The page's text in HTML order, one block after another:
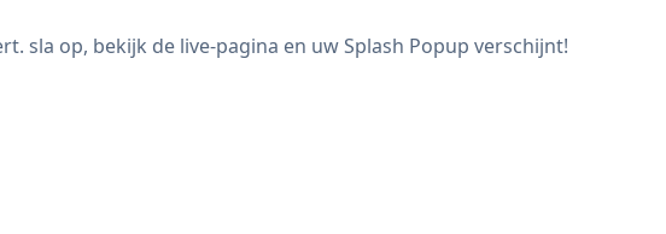
sla op, bekijk de live-pagina en uw Splash Popup verschijnt!